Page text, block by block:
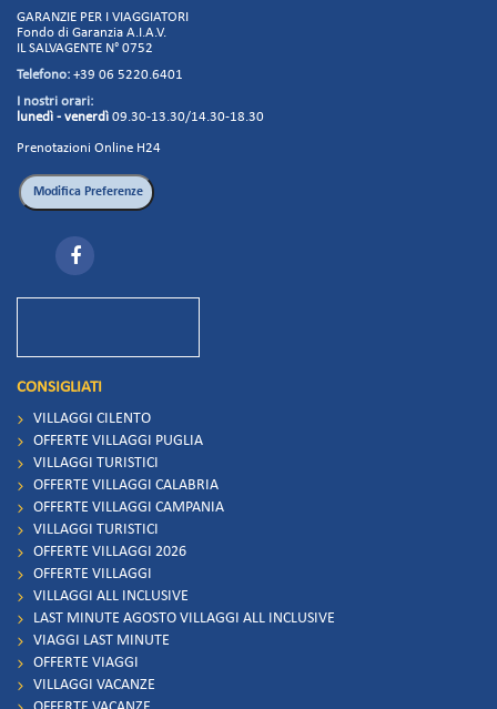
GARANZIE PER I VIAGGIATORI
Fondo di Garanzia A.I.A.V.
IL SALVAGENTE N° 0752
Telefono: +39 06 5220.6401
I nostri orari:
lunedì - venerdì 09.30-13.30/14.30-18.30
Prenotazioni Online H24
CONSIGLIATI
VILLAGGI CILENTO
OFFERTE VILLAGGI PUGLIA
VILLAGGI TURISTICI
OFFERTE VILLAGGI CALABRIA
OFFERTE VILLAGGI CAMPANIA
VILLAGGI TURISTICI
OFFERTE VILLAGGI 2026
OFFERTE VILLAGGI
VILLAGGI ALL INCLUSIVE
LAST MINUTE AGOSTO VILLAGGI ALL INCLUSIVE
VIAGGI LAST MINUTE
OFFERTE VIAGGI
VILLAGGI VACANZE